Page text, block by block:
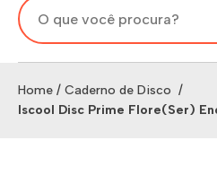
Home / Caderno de Disco /
Iscool Disc Prime Flore(Ser)